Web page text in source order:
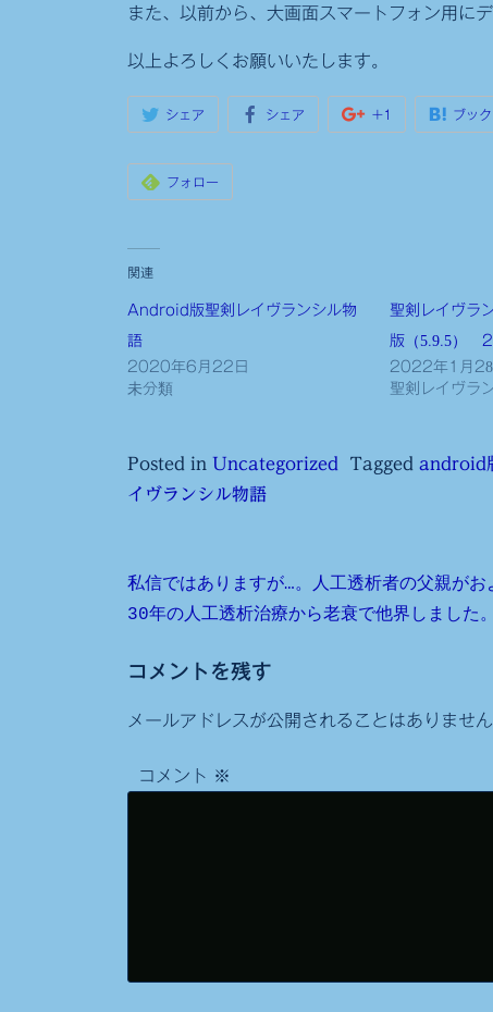
また、以前から、大画面スマートフォン用に
以上よろしくお願いいたします。
シェア シェア +1 ブッ
フォロー
関連
Android版聖剣レイヴランシル物
語
2020年6月22日
未分類
聖剣レイヴラ
版（5.9.5）
2022年1月28
聖剣レイヴラ
Posted in Uncategorized Tagged android
イヴランシル物語
投
稿
ナ
ー
私信ではありますが…。人工透析者の父親がお
30年の人工透析治療から老衰で他界しました。
コメントを残す
メールアドレスが公開されることはありません
コメント ※